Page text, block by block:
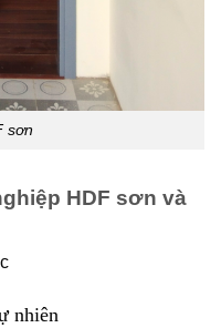
sơn
HDF sơn và
nhiên